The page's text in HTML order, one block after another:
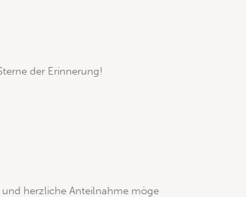
der Erinnerung!
herzliche Anteilnahme möge